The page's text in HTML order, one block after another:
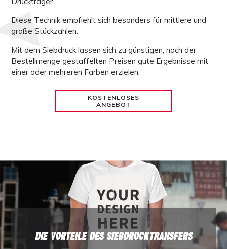
Diese Technik empfiehlt sich besonders für mittlere und
große Stückzahlen.
Mit dem Siebdruck lassen sich zugünstigen, nach der
Bestellmenge gestaffelten Preisen gute Ergebnisse mit
einer oder mehreren Farben erzielen.
KOSTENLOSES
ANGEBOT
DIE VORTEILE DES SIEBDRUCKTRANSFERS